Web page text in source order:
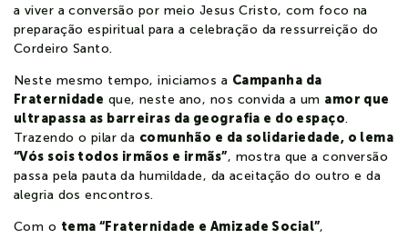
Contato
Colaboradores Estudante
a viver a conversão por meio Jesus Cristo, com foco na
preparação espiritual para a celebração da ressurreição do
Cordeiro Santo.
Neste mesmo tempo, iniciamos a Campanha da
Fraternidade que, neste ano, nos convida a um amor que
ultrapassa as barreiras da geografia e do espaço.
Trazendo o pilar da comunhão e da solidariedade, o lema
“Vós sois todos irmãos e irmãs”, mostra que a conversão
passa pela pauta da humildade, da aceitação do outro e da
alegria dos encontros.
Com o tema “Fraternidade e Amizade Social”,